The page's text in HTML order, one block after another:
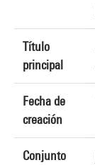
Título
principal
Fecha de
creación
Conjunto